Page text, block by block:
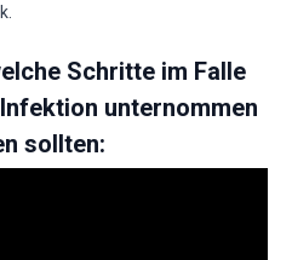
Schritte im Falle
unternommen
sollten: